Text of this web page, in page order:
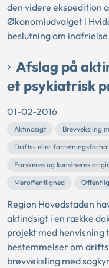
den videre ekspedition
Økonomiudvalget i
beslutning om
Afslag på
et psykiatrisk
01-02-2016
Aktindsigt Brevveksling
Drifts- eller
Forskeres og kunstneres
Meroffentlighed
Region Hovedstaden
aktindsigt i en række
projekt med
bestemmelser om
brevveksling med